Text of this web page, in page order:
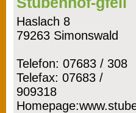
Haslach 8
79263 Simonswald
Telefon: 07683 / 308
Telefax: 07683 /
909318